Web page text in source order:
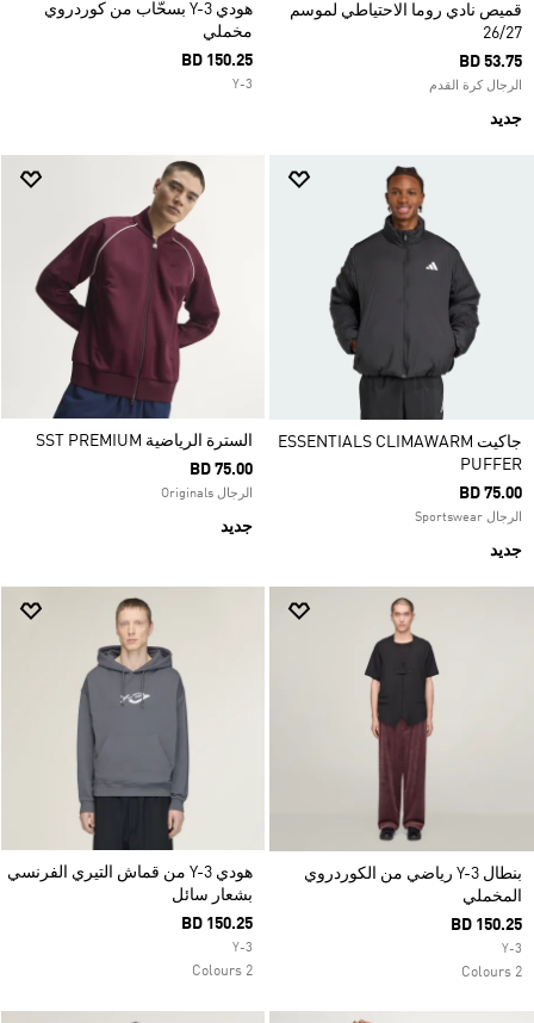
قميص نادي روما الاحتياطي لموسم
26/27
BD 53.75
الرجال كرة القدم
جديد
هودي Y-3 بسحّاب من كوردروي
مخملي
BD 150.25
Y-3
جاكيت ESSENTIALS CLIMAWARM
PUFFER
BD 75.00
الرجال Sportswear
جديد
السترة الرياضية SST PREMIUM
BD 75.00
الرجال Originals
جديد
بنطال Y-3 رياضي من الكوردروي
المخملي
BD 150.25
Y-3
2 Colours
هودي Y-3 من قماش التيري الفرنسي
بشعار سائل
BD 150.25
Y-3
2 Colours